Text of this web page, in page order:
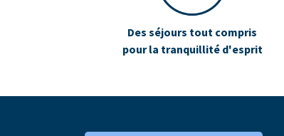
Des séjours tout compris
pour la tranquillité d'esprit